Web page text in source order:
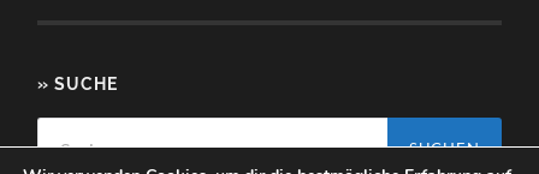
» SUCHE
nach: